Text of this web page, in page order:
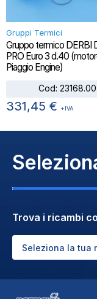
Gruppi Termici
Gruppo termico DERBI
PRO Euro 3 d.40
Piaggio Engine)
Cod: 23168.00
331,45 € +IVA
Trova i ricambi
Seleziona la tua